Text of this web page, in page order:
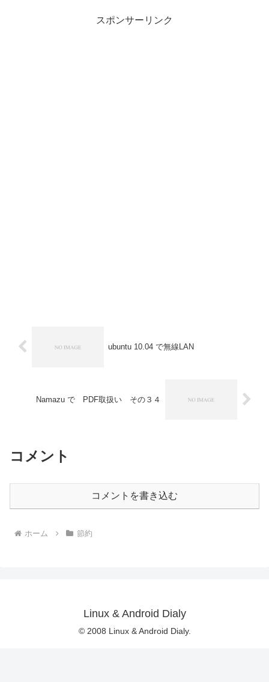
スポンサーリンク
ubuntu 10.04 で無線LAN
Namazu で PDF取扱い その３４
コメント
コメントを書き込む
ホーム 節約
Linux & Android Dialy
© 2008 Linux & Android Dialy.